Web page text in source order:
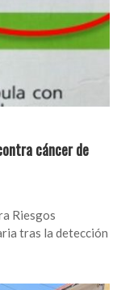
cáncer de
Riesgos
tras la detección